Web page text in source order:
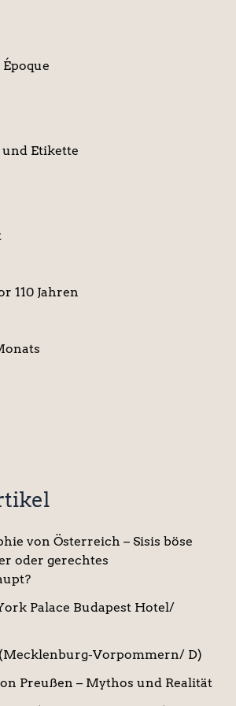
Etikette
110 Jahren
von Österreich – Sisis böse
oder gerechtes
Palace Budapest Hotel/
(Mecklenburg-Vorpommern/ D)
Preußen – Mythos und Realität